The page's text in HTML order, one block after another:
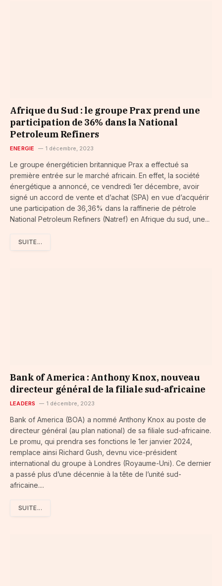
Afrique du Sud : le groupe Prax prend une
participation de 36% dans la National
Petroleum Refiners
ENERGIE 1 décembre, 2023
Le groupe énergéticien britannique Prax a effectué sa
première entrée sur le marché africain. En effet, la société
énergétique a annoncé, ce vendredi 1er décembre, avoir
signé un accord de vente et d’achat (SPA) en vue d’acquérir
une participation de 36,36% dans la raffinerie de pétrole
National Petroleum Refiners (Natref) en Afrique du sud, une...
SUITE...
Bank of America : Anthony Knox, nouveau
directeur général de la filiale sud-africaine
LEADERS 1 décembre, 2023
Bank of America (BOA) a nommé Anthony Knox au poste de
directeur général (au plan national) de sa filiale sud-africaine.
Le promu, qui prendra ses fonctions le 1er janvier 2024,
remplace ainsi Richard Gush, devnu vice-président
international du groupe à Londres (Royaume-Uni). Ce dernier
a passé plus d’une décennie à la tête de l’unité sud-
africaine....
SUITE...